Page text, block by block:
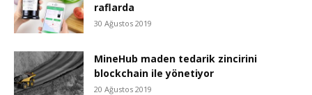
raflarda
30 Ağustos 2019
MineHub maden tedarik zincirini
blockchain ile yönetiyor
20 Ağustos 2019